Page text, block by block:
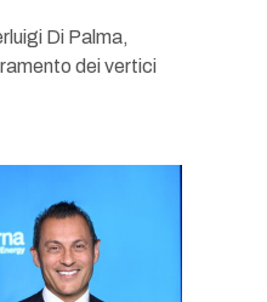
Di Palma,
dei vertici